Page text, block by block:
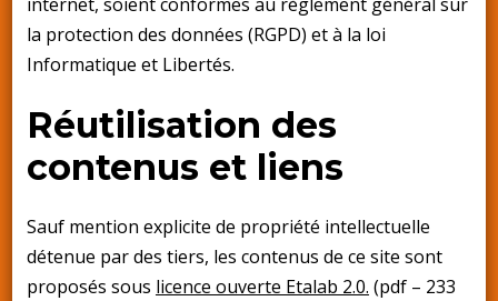
la protection des données (RGPD) et à la loi
Informatique et Libertés.
Réutilisation des
contenus et liens
Sauf mention explicite de propriété intellectuelle
détenue par des tiers, les contenus de ce site sont
proposés sous licence ouverte Etalab 2.0. (pdf – 233